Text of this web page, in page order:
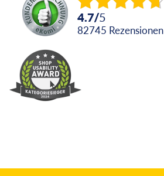
4.7/5
82745 Rezensionen